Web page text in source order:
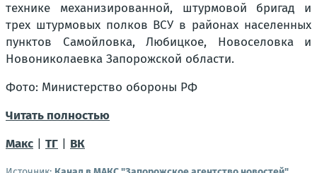
технике механизированной, штурмовой бригад и
трех штурмовых полков ВСУ в районах населенных
пунктов Самойловка, Любицкое, Новоселовка и
Новониколаевка Запорожской области.
Фото: Министерство обороны РФ
Читать полностью
Макс
ТГ ВК